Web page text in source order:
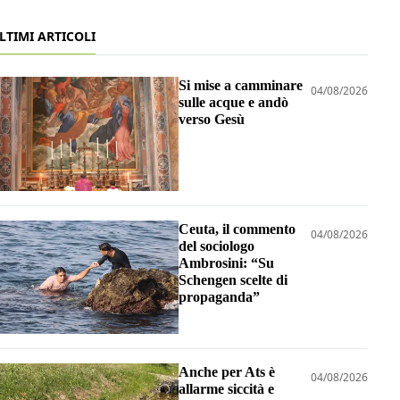
ARTICOLI
Si mise a camminare
sulle acque e andò
verso Gesù
04/08/2026
Ceuta, il commento
del sociologo
Ambrosini: “Su
Schengen scelte di
propaganda”
04/08/2026
Anche per Ats è
allarme siccità e
04/08/2026